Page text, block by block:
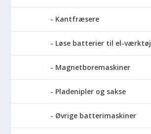
Kantfræsere
Løse batterier til el-værktøj
Magnetboremaskiner
Pladenipler og sakse
Øvrige batterimaskiner